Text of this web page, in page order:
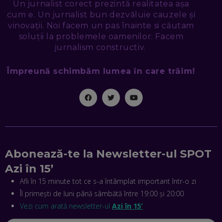
SEAMA CĂ CINEVA ÎNCEARCĂ SĂ TE MANIPULEZE, ONLINE.
CE-AM ÎNVĂȚAT DIN EPISODUL GEORGESCU
EP. 46
EP. 45
ANTONIO ENACHE, SENSE4FIT: CUM TE AJUTĂ
TEHNOLOGIA SĂ FACI SPORT, SĂ FII MAI COMPETITIV ȘI SĂ
EP. 44
DISPECERAT AUTOMAT DE PE PIAȚĂ! CUM POATE
ASIA
EP. 43
ANDREI NICOARĂ, EXPERT ÎN E-GUVERNARE: N-O SĂ NE
MAI MEARGĂ PREA MULT CU MANȚOGĂRII! DACĂ NU NE
PROBLEME
Un jurnalist corect prezintă realitatea așa
cum e. Un jurnalist bun dezvăluie cauzele și
vinovații. Noi facem un pas înainte si căutam
soluții la problemele oamenilor. Facem
jurnalism constructiv.
Împreună schimbăm lumea în care trăim!
Abonează-te la Newsletter-ul SPOT
Azi în 15’
Afli în 15 minute tot ce s-a întâmplat important într-o zi
Îl primești de luni până sâmbătă între 19:00 și 20:00
Vezi cum arată newsletter-ul Azi în 15’